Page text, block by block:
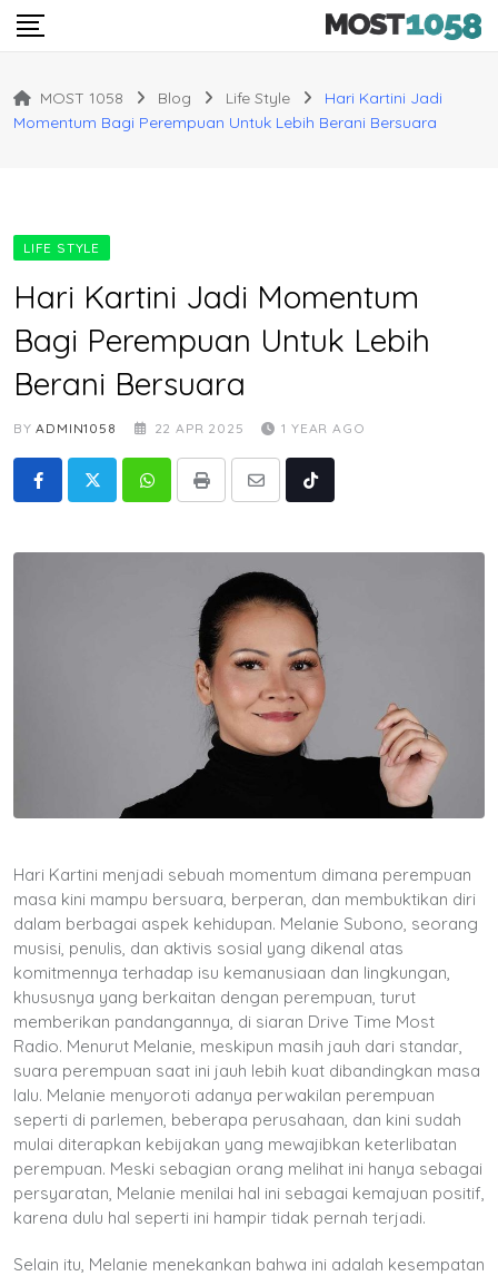
Skip
MOST 1058 Blog Life Style
Hari Kartini Jadi
Momentum Bagi Perempuan Untuk Lebih Berani Bersuara
LIFE STYLE
Hari Kartini Jadi Momentum
Bagi Perempuan Untuk Lebih
Berani Bersuara
BYADMIN1058 22 APR 2025 1 YEAR AGO
WhatsappPrint
Share
Tiktok
Hari Kartini menjadi sebuah momentum dimana perempuan
masa kini mampu bersuara, berperan, dan membuktikan diri
dalam berbagai aspek kehidupan. Melanie Subono, seorang
musisi, penulis, dan aktivis sosial yang dikenal atas
komitmennya terhadap isu kemanusiaan dan lingkungan,
khususnya yang berkaitan dengan perempuan, turut
memberikan pandangannya, di siaran Drive Time Most
Radio. Menurut Melanie, meskipun masih jauh dari standar,
suara perempuan saat ini jauh lebih kuat dibandingkan masa
lalu. Melanie menyoroti adanya perwakilan perempuan
seperti di parlemen, beberapa perusahaan, dan kini sudah
mulai diterapkan kebijakan yang mewajibkan keterlibatan
perempuan. Meski sebagian orang melihat ini hanya sebagai
persyaratan, Melanie menilai hal ini sebagai kemajuan positif,
karena dulu hal seperti ini hampir tidak pernah terjadi.
Selain itu, Melanie menekankan bahwa ini adalah kesempatan